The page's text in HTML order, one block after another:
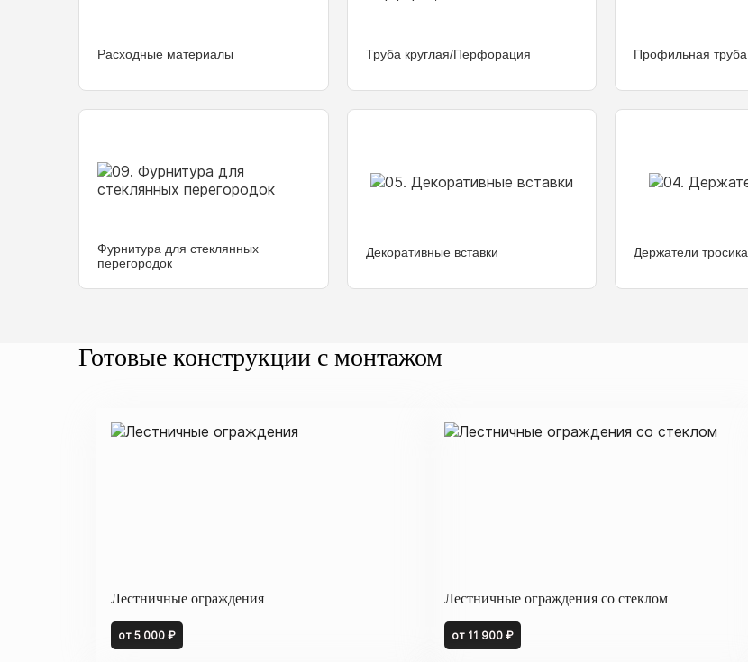
Расходные материалы Труба круглая/Перфорация Профильная труба
Фурнитура для стеклянных
перегородок
Декоративные вставки Держатели тросика
Готовые конструкции с монтажом
Лестничные ограждения
от 5 000 ₽
Лестничные ограждения со стеклом
от 11 900 ₽